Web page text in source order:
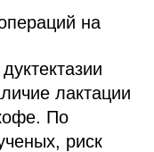
на
лактации
По
риск